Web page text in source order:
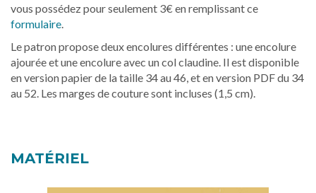
vous possédez pour seulement 3€ en remplissant ce
formulaire.
Le patron propose deux encolures différentes : une encolure
ajourée et une encolure avec un col claudine. Il est disponible
en version papier de la taille 34 au 46, et en version PDF du 34
au 52. Les marges de couture sont incluses (1,5 cm).
MATÉRIEL